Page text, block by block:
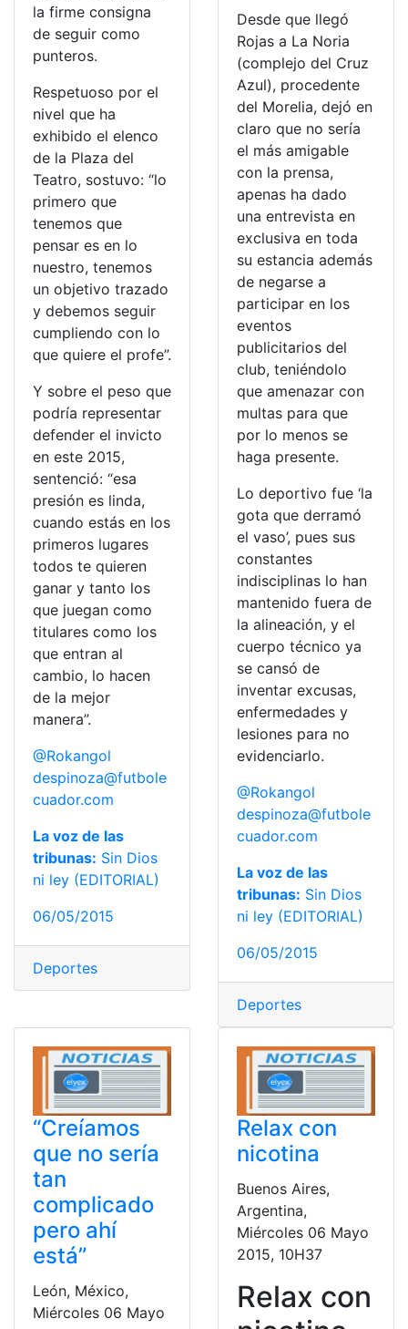
la firme consigna
de seguir como
punteros.
Respetuoso por el
nivel que ha
exhibido el elenco
de la Plaza del
Teatro, sostuvo: “lo
primero que
tenemos que
pensar es en lo
nuestro, tenemos
un objetivo trazado
y debemos seguir
cumpliendo con lo
que quiere el profe”.
Y sobre el peso que
podría representar
defender el invicto
en este 2015,
sentenció: “esa
presión es linda,
cuando estás en los
primeros lugares
todos te quieren
ganar y tanto los
que juegan como
titulares como los
que entran al
cambio, lo hacen
de la mejor
manera”.
@Rokangol
despinoza@futbole
cuador.com
La voz de las
tribunas: Sin Dios
ni ley (EDITORIAL)
06/05/2015
Deportes
Desde que llegó
Rojas a La Noria
(complejo del Cruz
Azul), procedente
del Morelia, dejó en
claro que no sería
el más amigable
con la prensa,
apenas ha dado
una entrevista en
exclusiva en toda
su estancia además
de negarse a
participar en los
eventos
publicitarios del
club, teniéndolo
que amenazar con
multas para que
por lo menos se
haga presente.
Lo deportivo fue ‘la
gota que derramó
el vaso’, pues sus
constantes
indisciplinas lo han
mantenido fuera de
la alineación, y el
cuerpo técnico ya
se cansó de
inventar excusas,
enfermedades y
lesiones para no
evidenciarlo.
@Rokangol
despinoza@futbole
cuador.com
La voz de las
tribunas: Sin Dios
ni ley (EDITORIAL)
06/05/2015
Deportes
“Creíamos
que no sería
tan
complicado
pero ahí
está”
León, México,
Miércoles 06 Mayo
Relax con
nicotina
Buenos Aires,
Argentina,
Miércoles 06 Mayo
2015, 10H37
Relax con